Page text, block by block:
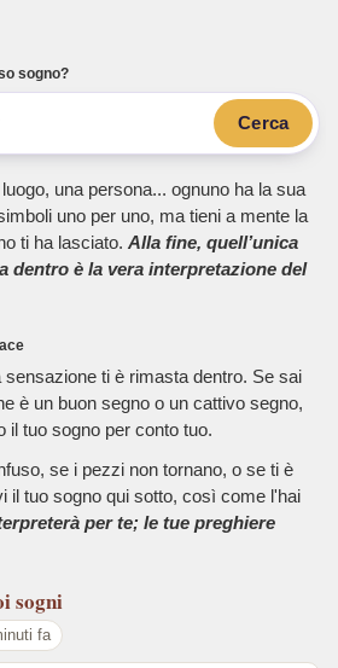
sogno?
Cerca
una persona... ognuno ha la sua
uno per uno, ma tieni a mente la
ti ha lasciato. Alla fine, quell’unica
dentro è la vera interpretazione del
sensazione ti è rimasta dentro. Se sai
è un buon segno o un cattivo segno,
il tuo sogno per conto tuo.
se i pezzi non tornano, o se ti è
il tuo sogno qui sotto, così come l'hai
per te; le tue preghiere
sogni
fa